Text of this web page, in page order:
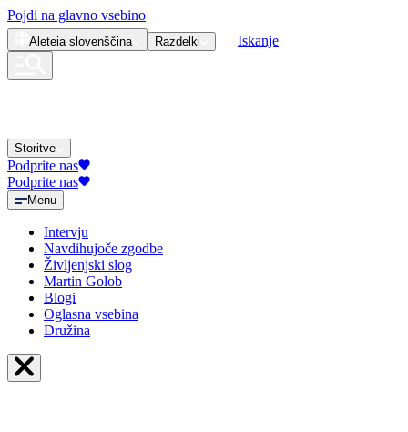
Pojdi na glavno vsebino
Aleteia slovenščina Razdelki Iskanje
Storitve
Podprite nas
Podprite nas
Menu
Intervju
Navdihujoče zgodbe
Življenjski slog
Martin Golob
Blogi
Oglasna vsebina
Družina